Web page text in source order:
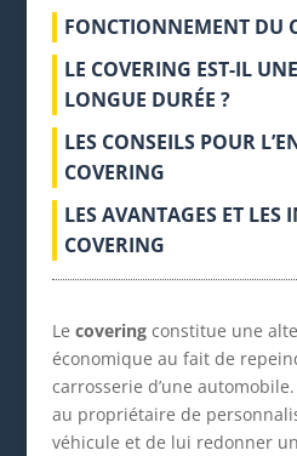
FONCTIONNEMENT DU
LE COVERING EST-IL
LONGUE DURÉE ?
LES CONSEILS POUR
COVERING
LES AVANTAGES ET LES
COVERING
Le covering constitue une
économique au fait de
carrosserie d’une
au propriétaire de
véhicule et de lui redonner